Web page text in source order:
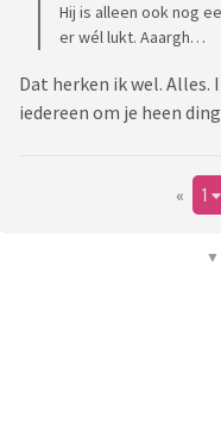
Hij is alleen ook nog
er wél lukt. Aaargh…
Dat herken ik wel. Alles.
iedereen om je heen
« 1
▼